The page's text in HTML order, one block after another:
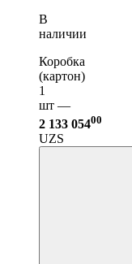
В
наличии
Коробка
(картон)
1
шт —
2 133 05400
UZS